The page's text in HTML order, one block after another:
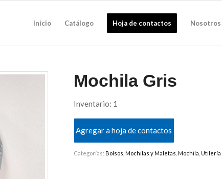
Inicio Catálogo Hoja de contactos Nosotros
Mochila Gris
Inventario: 1
Agregar a hoja de contactos
Categorías:Bolsos, Mochilas y Maletas ,Mochila ,Utilería